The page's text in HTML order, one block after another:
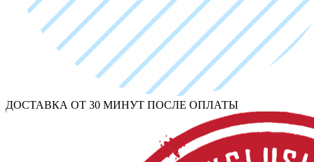
ДОСТАВКА ОТ 30 МИНУТ ПОСЛЕ ОПЛАТЫ